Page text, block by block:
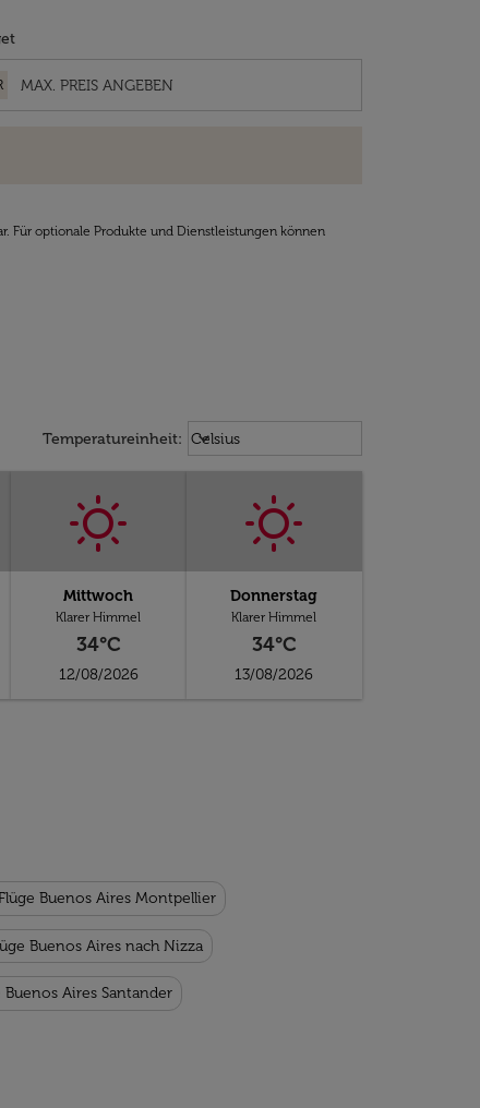
Für optionale Produkte und Dienstleistungen können
Temperatureinheit: Weather unit option Celsius
Celsius
keyboard_arrow_down
Mittwoch
Klarer Himmel
34°C
12/08/2026
Donnerstag
Klarer Himmel
34°C
13/08/2026
Buenos Aires Montpellier
Buenos Aires nach Nizza
Buenos Aires Santander